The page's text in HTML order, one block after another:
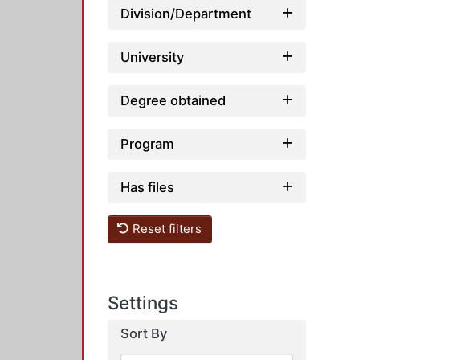
Division/Department
University
Degree obtained
Program
Has files
Reset filters
Settings
Sort By